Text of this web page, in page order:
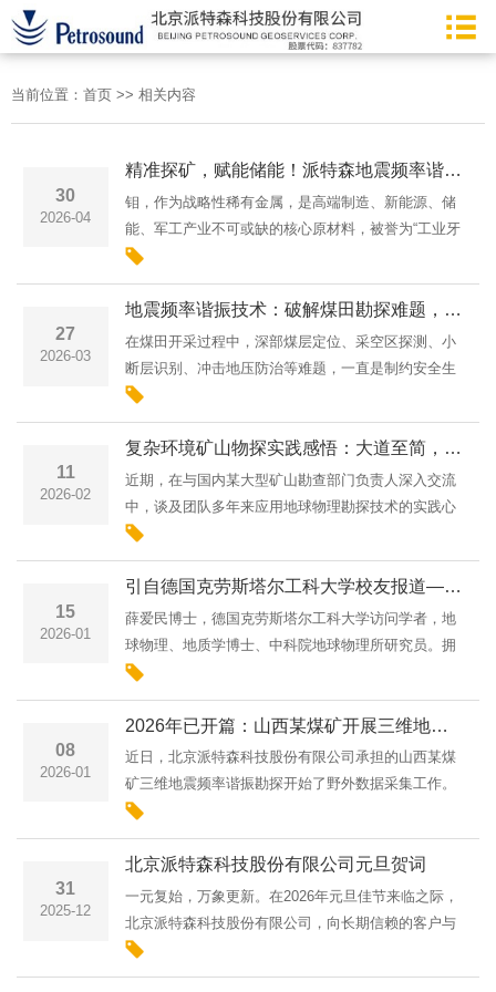
当前位置： 首页 >> 相关内容
30
2026-04
精准探矿，赋能储能！派特森地震频率谐振技术助力浙江省钼矿资源勘探升级
钼，作为战略性稀有金属，是高端制造、新能源、储
能、军工产业不可或缺的核心原材料，被誉为“工业牙
齿”。随着国内战略矿产资源开发精细化、绿色化、智
能化升级，传统勘探方式效率低、浅层探测局限大、
深部矿体识别···
27
2026-03
地震频率谐振技术：破解煤田勘探难题，开启地下探测新路径
在煤田开采过程中，深部煤层定位、采空区探测、小
断层识别、冲击地压防治等难题，一直是制约安全生
产、提升勘探效率的“拦路虎”。传统勘探技术要么依
赖人工震源、施工繁琐，要么精度不足、受地形限
制，难以满足现代···
11
2026-02
复杂环境矿山物探实践感悟：大道至简，方得数据本真
近期，在与国内某大型矿山勘查部门负责人深入交流
中，谈及团队多年来应用地球物理勘探技术的实践心
得，收获颇多。该矿山坐落于海拔约5000米的高海拔
区域，山体切割剧烈、地形条件极端复杂，团队已将
国内主流的地球物···
15
2026-01
引自德国克劳斯塔尔工科大学校友报道——北京派特森股份有限公司薛爱民博士：以创新技术引领地球物理勘探新未来
薛爱民博士，德国克劳斯塔尔工科大学访问学者，地
球物理、地质学博士、中科院地球物理所研究员。拥
有深厚的学术背景和丰富的国际从业经验。他的职业
生涯涵盖了学术研究与产业应用，曾作为访问学者在
德国克劳斯塔尔工···
08
2026-01
2026年已开篇：山西某煤矿开展三维地震频率谐振施工
近日，北京派特森科技股份有限公司承担的山西某煤
矿三维地震频率谐振勘探开始了野外数据采集工作。
此次施工依托派特森科技自主研发的地震频率谐振核
心技术，可精准刻画地下地质体波阻抗变化，为煤矿
后续智能化开采、···
31
2025-12
北京派特森科技股份有限公司元旦贺词
一元复始，万象更新。在2026年元旦佳节来临之际，
北京派特森科技股份有限公司，向长期信赖的客户与
合作伙伴及关注和支持派特森发展的友人，每一位辛
勤付出的员工、致以最诚挚的节日问候与美好的新年